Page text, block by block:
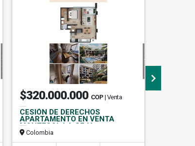
$320.000.000 COP | Venta
CESIÓN DE DERECHOS
APARTAMENTO EN VENTA
MONTESOL LA CEJA
Colombia